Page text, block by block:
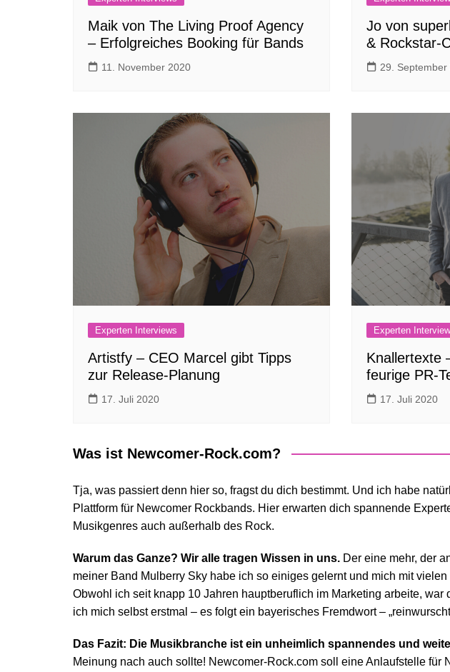
Maik von The Living Proof Agency
– Erfolgreiches Booking für Bands
11. November 2020
Jo von
& Rockstar-
29. September
Experten Interviews
Artistfy – CEO Marcel gibt Tipps
zur Release-Planung
17. Juli 2020
Experten
Knallertexte
feurige PR-
17. Juli 2020
Was ist Newcomer-Rock.com?
Tja, was passiert denn hier so, fragst du dich bestimmt. Und ich habe
Plattform für Newcomer Rockbands. Hier erwarten dich spannende
Musikgenres auch außerhalb des Rock.
Warum das Ganze? Wir alle tragen Wissen in uns. Der eine mehr, der
meiner Band Mulberry Sky habe ich so einiges gelernt und mich mit
Obwohl ich seit knapp 10 Jahren hauptberuflich im Marketing arbeite,
ich mich selbst erstmal – es folgt ein bayerisches Fremdwort –
Das Fazit: Die Musikbranche ist ein unheimlich spannendes und
Meinung nach auch sollte! Newcomer-Rock.com soll eine Anlaufstelle für